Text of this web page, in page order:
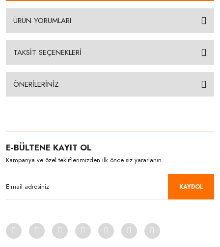
ÜRÜN YORUMLARI
TAKSİT SEÇENEKLERİ
ÖNERİLERİNİZ
E-BÜLTENE KAYIT OL
Kampanya ve özel tekliflerimizden ilk önce siz yararlanın.
KAYDOL